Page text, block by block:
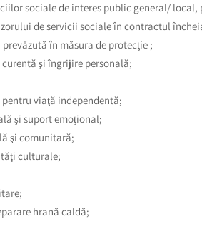
sociale de interes public general/
de servicii sociale în contractul
în măsura de protecţie ;
şi îngrijire personală;
viaţă independentă;
şi suport emoţional;
şi comunitară;
culturale;
hrană caldă;